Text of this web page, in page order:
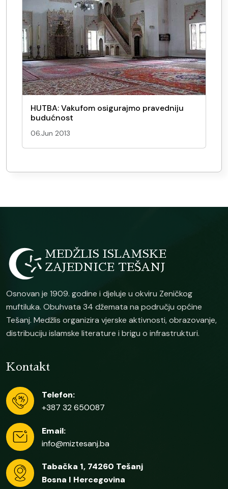
HUTBA: Vakufom osigurajmo pravedniju
budućnost
06.Jun 2013
MEDŽLIS ISLAMSKE
ZAJEDNICE TEŠANJ
Osnovan je 1909. godine i djeluje u okviru Zeničkog
muftiluka. Obuhvata 34 džemata na području općine
Tešanj. Medžlis organizira vjerske aktivnosti, obrazovanje,
distribuciju islamske literature i brigu o infrastrukturi.
Kontakt
Telefon:
+387 32 650087
Email:
info@miztesanj.ba
Tabačka 1, 74260 Tešanj
Bosna I Hercegovina